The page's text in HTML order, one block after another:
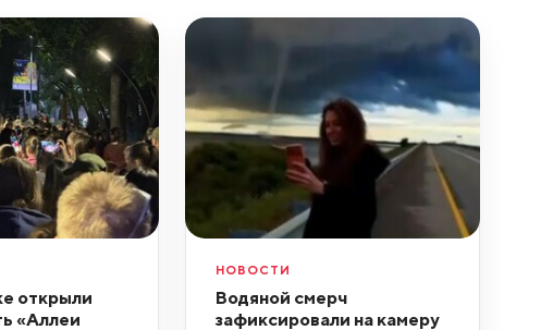
открыли
«Аллеи
НОВОСТИ
Водяной смерч
зафиксировали на камеру